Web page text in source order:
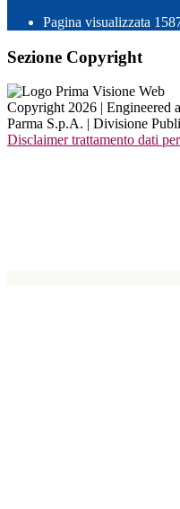
Pagina visualizzata
Sezione Copyright
Copyright 2026 | Engineered
Parma S.p.A. | Divisione
Disclaimer trattamento dati